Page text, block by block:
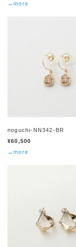
→more
noguchi-NN342-BR
¥60,500
→more